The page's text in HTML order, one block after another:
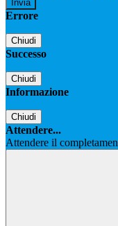
Errore
Chiudi
Successo
Chiudi
Informazione
Chiudi
Attendere...
Attendere il